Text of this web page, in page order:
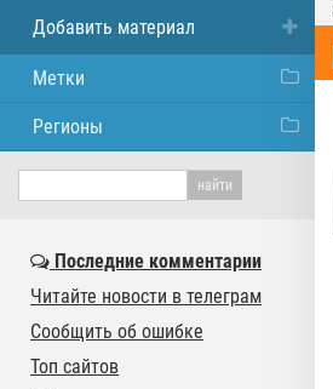
Добавить материал
Метки
Регионы
Последние комментарии
Читайте новости в телеграм
Сообщить об ошибке
Топ сайтов